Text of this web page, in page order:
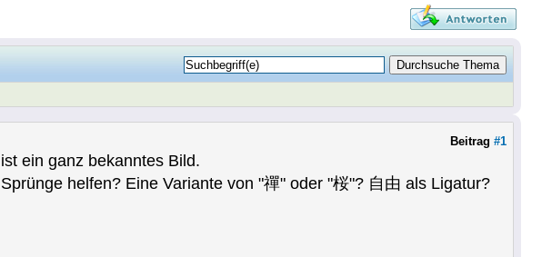
Beitrag #1
ein ganz bekanntes Bild.
helfen? Eine Variante von "禪" oder "桜"? 自由 als Ligatur?